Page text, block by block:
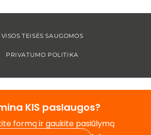
VISOS TEISĖS SAUGOMOS
PRIVATUMO POLITIKA
KIS paslaugos?
formą ir gaukite pasiūlymą